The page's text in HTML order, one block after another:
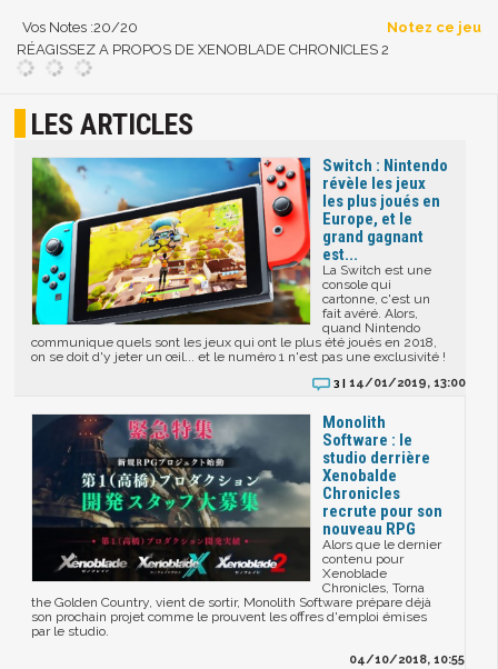
Vos Notes :20/20
Notez ce jeu
RÉAGISSEZ A PROPOS DE XENOBLADE CHRONICLES 2
LES ARTICLES
Switch : Nintendo
révèle les jeux
les plus joués en
Europe, et le
grand gagnant
est...
La Switch est une
console qui
cartonne, c'est un
fait avéré. Alors,
quand Nintendo
communique quels sont les jeux qui ont le plus été joués en 2018,
on se doit d'y jeter un œil... et le numéro 1 n'est pas une exclusivité !
3 | 14/01/2019, 13:00
Monolith
Software : le
studio derrière
Xenobalde
Chronicles
recrute pour son
nouveau RPG
Alors que le dernier
contenu pour
Xenoblade
Chronicles, Torna
the Golden Country, vient de sortir, Monolith Software prépare déjà
son prochain projet comme le prouvent les offres d'emploi émises
par le studio.
04/10/2018, 10:55